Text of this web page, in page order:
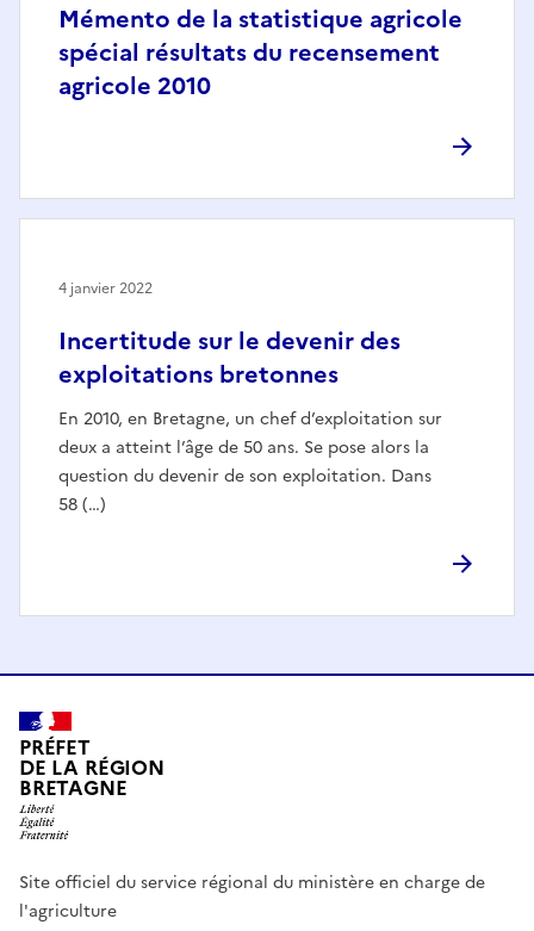
Mémento de la statistique agricole
spécial résultats du recensement
agricole 2010
Incertitude sur le devenir des
exploitations bretonnes
En 2010, en Bretagne, un chef d’exploitation sur
deux a atteint l’âge de 50 ans. Se pose alors la
question du devenir de son exploitation. Dans
58 (…)
4 janvier 2022
PRÉFET
DE LA RÉGION
BRETAGNE
Site officiel du service régional du ministère en charge de
l'agriculture